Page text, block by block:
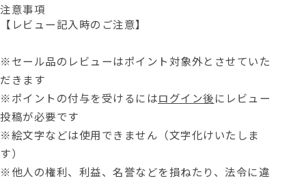
注意事項
【レビュー記入時のご注意】
※セール品のレビューはポイント対象外とさせていた
だきます
※ポイントの付与を受けるにはログイン後にレビュー
投稿が必要です
※絵文字などは使用できません（文字化けいたしま
す）
※他人の権利、利益、名誉などを損ねたり、法令に違